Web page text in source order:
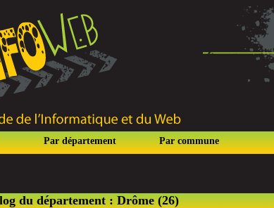
Par département Par commune
du département : Drôme (26)